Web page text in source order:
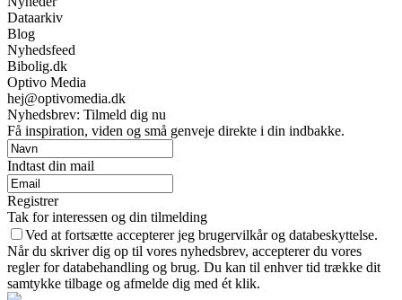
Dataarkiv
Blog
Nyhedsfeed
Bibolig.dk
Optivo Media
hej@optivomedia.dk
Nyhedsbrev: Tilmeld dig nu
Få inspiration, viden og små genveje direkte i din indbakke.
Indtast din mail
Registrer
Tak for interessen og din tilmelding
Ved at fortsætte accepterer jeg brugervilkår og databeskyttelse.
Når du skriver dig op til vores nyhedsbrev, accepterer du vores
regler for databehandling og brug. Du kan til enhver tid trække dit
samtykke tilbage og afmelde dig med ét klik.